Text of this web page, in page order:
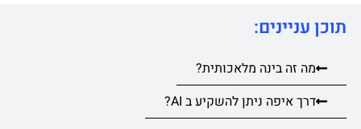
תוכן עניינים:
מה זה בינה מלאכותית?
דרך איפה ניתן להשקיע ב AI?